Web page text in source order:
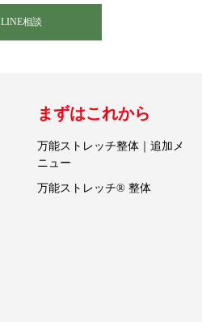
LINE相談
まずはこれから
万能ストレッチ整体｜追加メ
ニュー
万能ストレッチ® 整体